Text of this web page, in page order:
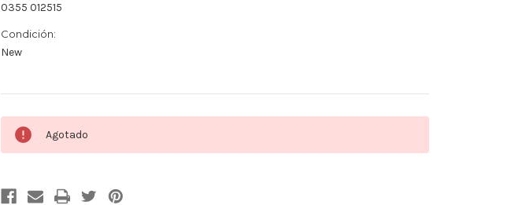
0355 012515
Condición:
New
actual
de
Agotado